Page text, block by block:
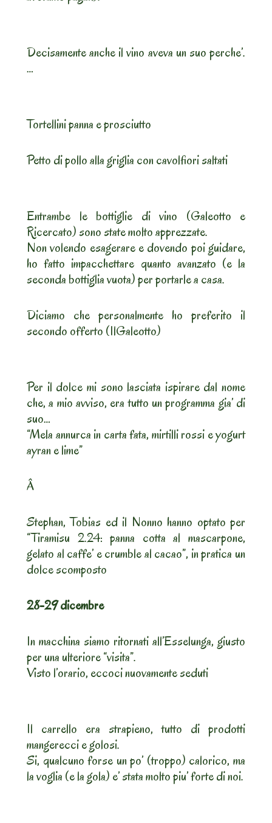
Decisamente anche il vino aveva un suo perche’.
…
Tortellini panna e prosciutto
Petto di pollo alla griglia con cavolfiori saltati
Entrambe le bottiglie di vino (Galeotto e
Ricercato) sono state molto apprezzate.
Non volendo esagerare e dovendo poi guidare,
ho fatto impacchettare quanto avanzato (e la
seconda bottiglia vuota) per portarle a casa.
Diciamo che personalmente ho preferito il
secondo offerto (IlGaleotto)
Per il dolce mi sono lasciata ispirare dal nome
che, a mio avviso, era tutto un programma gia’ di
suo…
“Mela annurca in carta fata, mirtilli rossi e yogurt
ayran e lime”
Â
Stephan, Tobias ed il Nonno hanno optato per
“Tiramisu 2.24: panna cotta al mascarpone,
gelato al caffe’ e crumble al cacao”, in pratica un
dolce scomposto
28-29 dicembre
In macchina siamo ritornati all’Esselunga, giusto
per una ulteriore “visita”.
Visto l’orario, eccoci nuovamente seduti
Il carrello era strapieno, tutto di prodotti
mangerecci e golosi.
Si, qualcuno forse un po’ (troppo) calorico, ma
la voglia (e la gola) e’ stata molto piu’ forte di noi.